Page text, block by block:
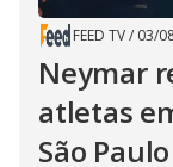
FEED TV/ 03/
Neymar
atletas
São Paulo